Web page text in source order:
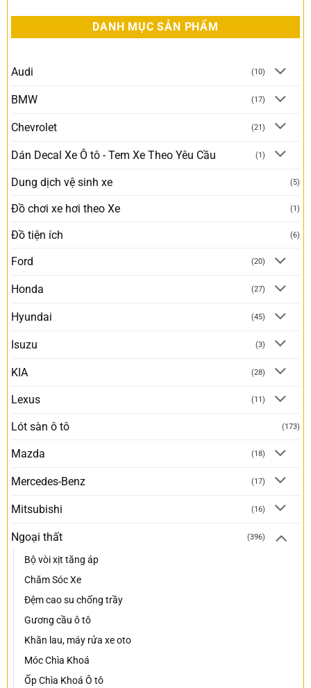
DANH MỤC SẢN PHẨM
Audi (10)
BMW (17)
Chevrolet (21)
Dán Decal Xe Ô tô - Tem Xe Theo Yêu Cầu (1)
Dung dịch vệ sinh xe (5)
Đồ chơi xe hơi theo Xe (1)
Đồ tiện ích (6)
Ford (20)
Honda (27)
Hyundai (45)
Isuzu (3)
KIA (28)
Lexus (11)
Lót sàn ô tô (173)
Mazda (18)
Mercedes-Benz (17)
Mitsubishi (16)
Ngoại thất (396)
Bộ vòi xịt tăng áp
Chăm Sóc Xe
Đệm cao su chống trầy
Gương cầu ô tô
Khăn lau, máy rửa xe oto
Móc Chìa Khoá
Ốp Chìa Khoá Ô tô